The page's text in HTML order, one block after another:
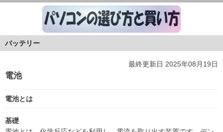
バッテリー
最終更新日 2025年08月19日
電池
電池とは
基礎